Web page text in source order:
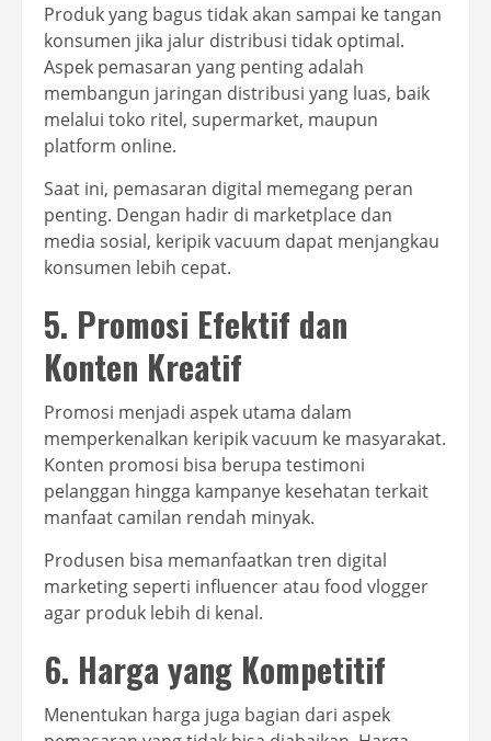
Produk yang bagus tidak akan sampai ke tangan
konsumen jika jalur distribusi tidak optimal.
Aspek pemasaran yang penting adalah
membangun jaringan distribusi yang luas, baik
melalui toko ritel, supermarket, maupun
platform online.
Saat ini, pemasaran digital memegang peran
penting. Dengan hadir di marketplace dan
media sosial, keripik vacuum dapat menjangkau
konsumen lebih cepat.
5. Promosi Efektif dan
Konten Kreatif
Promosi menjadi aspek utama dalam
memperkenalkan keripik vacuum ke masyarakat.
Konten promosi bisa berupa testimoni
pelanggan hingga kampanye kesehatan terkait
manfaat camilan rendah minyak.
Produsen bisa memanfaatkan tren digital
marketing seperti influencer atau food vlogger
agar produk lebih di kenal.
6. Harga yang Kompetitif
Menentukan harga juga bagian dari aspek